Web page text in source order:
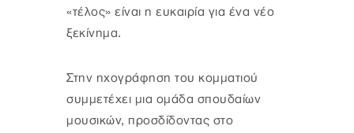
«τέλος» είναι η ευκαιρία για ένα νέο
ξεκίνημα.
Στην ηχογράφηση του κομματιού
συμμετέχει μια ομάδα σπουδαίων
μουσικών, προσδίδοντας στο